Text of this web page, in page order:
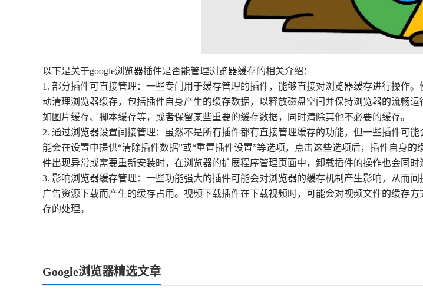
以下是关于google浏览器插件是否能管理浏览器缓存的相关介绍：
1. 部分插件可直接管理：一些专门用于缓存管理的插件，能够直接对浏览器缓存进行操作
动清理浏览器缓存，包括插件自身产生的缓存数据，以释放磁盘空间并保持浏览器的流畅
如图片缓存、脚本缓存等，或者保留某些重要的缓存数据，同时清除其他不必要的缓存。
2. 通过浏览器设置间接管理：虽然不是所有插件都有直接管理缓存的功能，但一些插件可
能会在设置中提供“清除插件数据”或“重置插件设置”等选项，点击这些选项后，插件自身
件出现异常或需要重新安装时，在浏览器的扩展程序管理页面中，卸载插件的操作也会同时
3. 影响浏览器缓存管理：一些功能强大的插件可能会对浏览器的缓存机制产生影响，从而
广告资源下载而产生的缓存占用。视频下载插件在下载视频时，可能会对视频文件的缓存
存的处理。
Google浏览器精选文章